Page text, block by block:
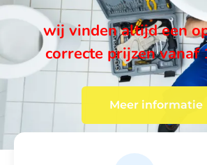
wij vinden altijd een
correcte prijzen vanaf
Meer informatie